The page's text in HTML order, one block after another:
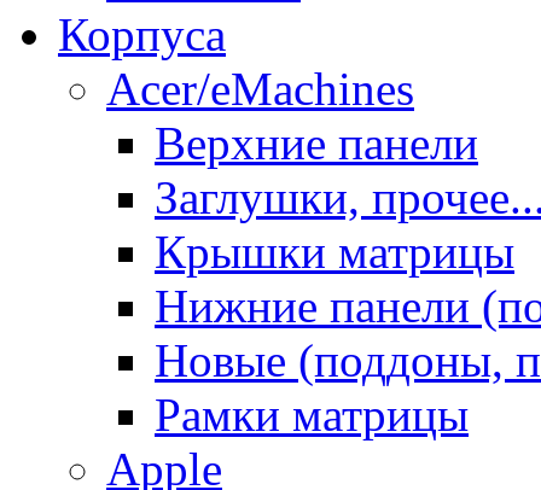
Корпуса
Acer/eMachines
Верхние панели
Заглушки,
Крышки матрицы
Нижние панели
Новые (поддоны,
Рамки матрицы
Apple